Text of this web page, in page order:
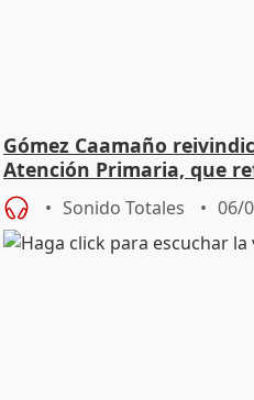
Gómez Caamaño
Atención Primaria, que
Sonido Totales 06/